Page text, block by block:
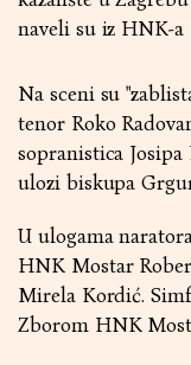
naveli su iz HNK-a
Na sceni su
tenor Roko
sopranistica
ulozi biskupa
U ulogama
HNK Mostar
Mirela Kordić.
Zborom HNK